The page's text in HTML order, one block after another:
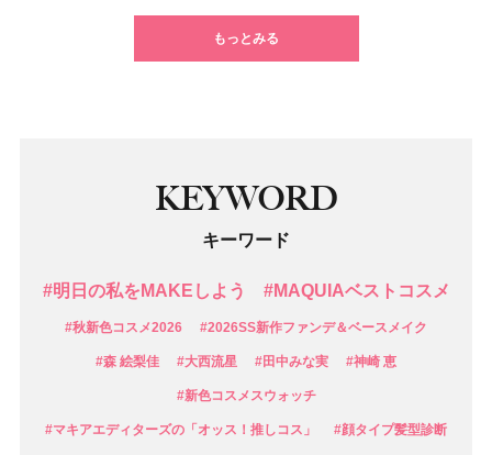
もっとみる
KEYWORD
キーワード
#明日の私をMAKEしよう #MAQUIAベストコスメ
#秋新色コスメ2026 #2026SS新作ファンデ＆ベースメイク
#森 絵梨佳 #大西流星 #田中みな実 #神崎 恵
#新色コスメスウォッチ
#マキアエディターズの「オッス！推しコス」 #顔タイプ髪型診断